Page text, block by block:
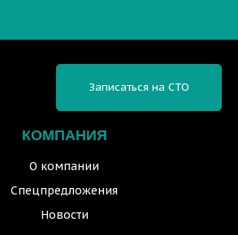
КОМПАНИЯ
О компании
Спецпредложения
Новости
Записаться на СТО